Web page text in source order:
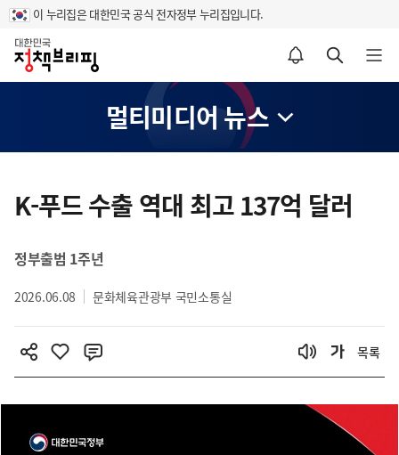
이 누리집은 대한민국 공식 전자정부 누리집입니다.
홈
알림설정 바로가기 검색 바로가기 메뉴 열기
멀티미디어 뉴스
텐
츠
영
역
K-푸드 수출 역대 최고 137억 달러
정부출범 1주년
2026.06.08 문화체육관광부 국민소통실
목록